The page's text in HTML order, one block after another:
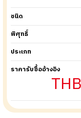
ชนิด
พิศุทธิ์
ประเภท
ราคารับซื้ออ้างอิง